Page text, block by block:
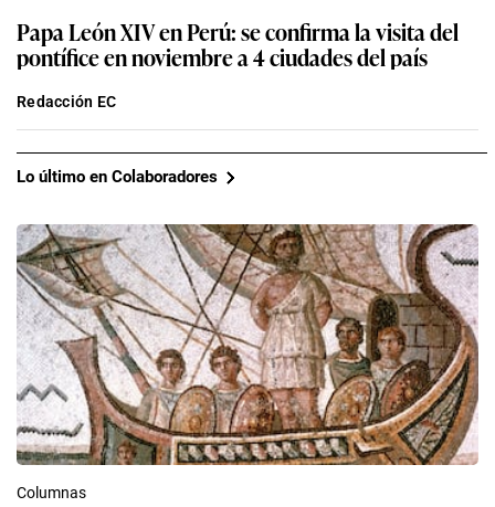
Papa León XIV en Perú: se confirma la visita del
pontífice en noviembre a 4 ciudades del país
Redacción EC
Lo último en Colaboradores
Columnas